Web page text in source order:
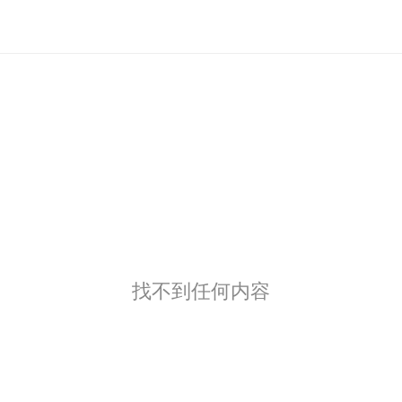
找不到任何内容